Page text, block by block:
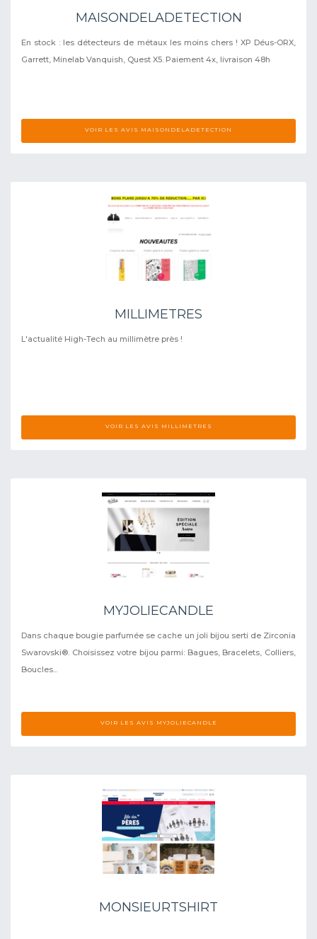
MAISONDELADETECTION
En stock : les détecteurs de métaux les moins chers ! XP Déus-ORX,
Garrett, Minelab Vanquish, Quest X5. Paiement 4x, livraison 48h
VOIR LES AVIS MAISONDELADETECTION
MILLIMETRES
L'actualité High-Tech au millimètre près !
VOIR LES AVIS MILLIMETRES
MYJOLIECANDLE
Dans chaque bougie parfumée se cache un joli bijou serti de Zirconia
Swarovski®. Choisissez votre bijou parmi: Bagues, Bracelets, Colliers,
Boucles...
VOIR LES AVIS MYJOLIECANDLE
MONSIEURTSHIRT